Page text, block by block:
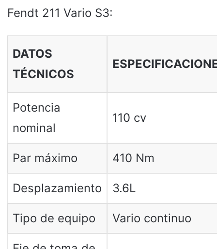
Fendt 211 Vario S3:
DATOS
TÉCNICOS
Potencia
nominal
110 cv
Par máximo 410 Nm
Desplazamiento 3.6L
Tipo de equipo Vario continuo